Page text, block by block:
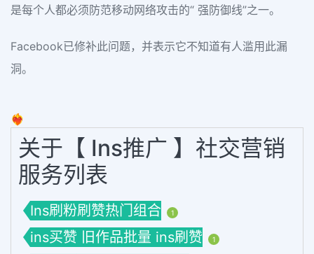
是每个人都必须防范移动网络攻击的“ 强防御线”之一。
Facebook已修补此问题，并表示它不知道有人滥用此漏
洞。
❤️‍🔥
关于【 Ins推广 】社交营销
服务列表
Ins刷粉刷赞热门组合 1
ins买赞 旧作品批量 ins刷赞 1